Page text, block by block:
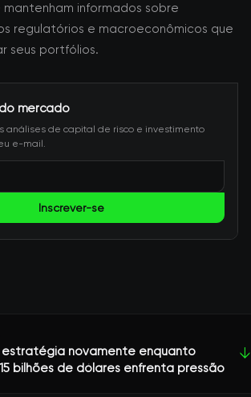
informados sobre
regulatórios e macroeconômicos que
seus portfólios.
mercado
análises de capital de risco e investimento
e-mail.
Inscrever-se
estratégia novamente enquanto
bilhões de dólares enfrenta pressão
↓